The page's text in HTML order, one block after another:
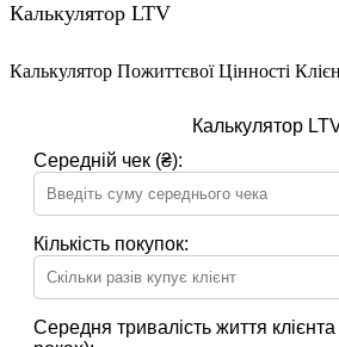
Калькулятор LTV
Калькулятор Пожиттєвої Цінності
Калькулятор
Середній чек (₴):
Кількість покупок:
Середня тривалість життя